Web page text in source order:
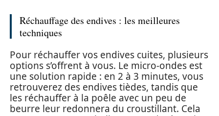
Réchauffage des endives : les meilleures
techniques
Pour réchauffer vos endives cuites, plusieurs
options s’offrent à vous. Le micro-ondes est
une solution rapide : en 2 à 3 minutes, vous
retrouverez des endives tièdes, tandis que
les réchauffer à la poêle avec un peu de
beurre leur redonnera du croustillant. Cela